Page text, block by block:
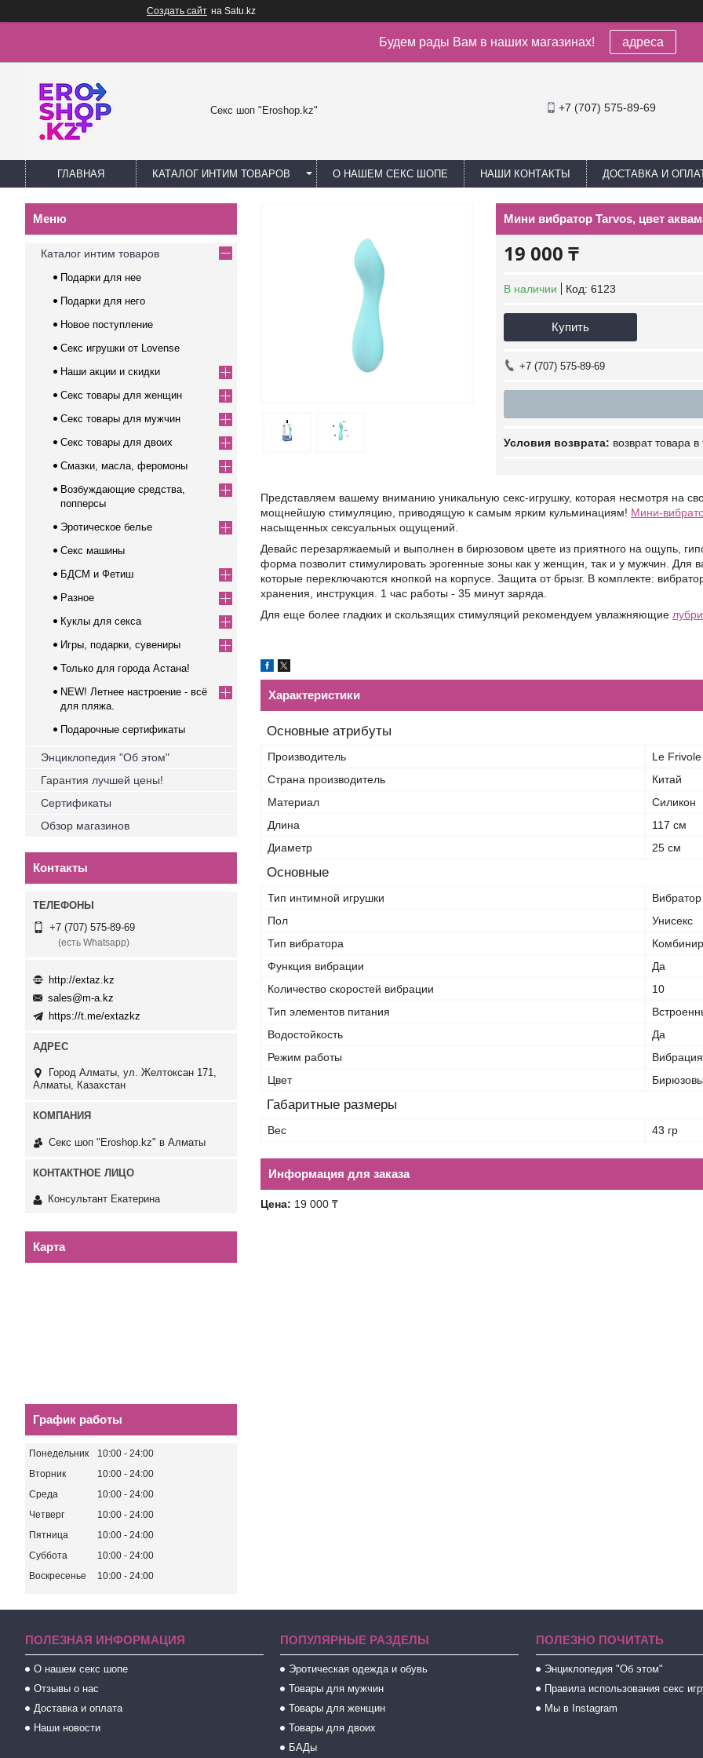
Создать сайт на Satu.kz
Будем рады Вам в наших магазинах! адреса
Секс шоп "Eroshop.kz" +7 (707) 575-89-69
ГЛАВНАЯ КАТАЛОГ ИНТИМ ТОВАРОВ О НАШЕМ СЕКС ШОПЕ НАШИ КОНТАКТЫ ДОСТАВКА И
Мини вибратор Tarvos, цвет
19 000 ₸
В наличии Код: 6123
Купить
+7 (707) 575-89-69
возврат товара
Представляем вашему вниманию уникальную секс-игрушку, которая несмотря на
мощнейшую стимуляцию, приводящую к самым ярким кульминациям! Мини-
насыщенных сексуальных ощущений.
Девайс перезаряжаемый и выполнен в бирюзовом цвете из приятного на ощупь,
форма позволит стимулировать эрогенные зоны как у женщин, так и у мужчин.
которые переключаются кнопкой на корпусе. Защита от брызг. В комплекте:
хранения, инструкция. 1 час работы - 35 минут заряда.
Для еще более гладких и скользящих стимуляций рекомендуем увлажняющие
Характеристики
Основные атрибуты
Производитель
Le Frivole
Страна производитель
Китай
Материал
Силикон
Длина
117 см
Диаметр
25 см
Основные
Тип интимной игрушки
Вибратор
Пол
Унисекс
Тип вибратора
Функция вибрации
Да
Количество скоростей вибрации
10
Тип элементов питания
Водостойкость
Да
Режим работы
Вибрация
Цвет
Габаритные размеры
Вес 43 гр
Информация для заказа
Цена: 19 000 ₸
Каталог интим товаров
Подарки для нее
Подарки для него
Новое поступление
Секс игрушки от Lovense
Наши акции и скидки
Секс товары для женщин
Секс товары для мужчин
Секс товары для двоих
Смазки, масла, феромоны
Возбуждающие средства,
попперсы
Эротическое белье
Секс машины
БДСМ и Фетиш
Разное
Куклы для секса
Игры, подарки, сувениры
Только для города Астана!
NEW! Летнее настроение - всё
для пляжа.
Подарочные сертификаты
Энциклопедия "Об этом"
Гарантия лучшей цены!
Сертификаты
Обзор магазинов
Контакты
+7 (707) 575-89-69
(есть Whatsapp)
http://extaz.kz
sales@m-a.kz
https://t.me/extazkz
Город Алматы, ул. Желтоксан 171,
Алматы, Казахстан
Секс шоп "Eroshop.kz" в Алматы
Консультант Екатерина
Карта
График работы
Понедельник 10:00
24:00
Вторник
10:00
24:00
Среда
10:00
24:00
Четверг
10:00
24:00
Пятница
10:00
24:00
Суббота
10:00
24:00
Воскресенье
10:00 24:00
ПОЛЕЗНАЯ ИНФОРМАЦИЯ
О нашем секс шопе
Отзывы о нас
Доставка и оплата
Наши новости
ПОПУЛЯРНЫЕ РАЗДЕЛЫ
Эротическая одежда и обувь
Товары для мужчин
Товары для женщин
Товары для двоих
БАДы
ПОЛЕЗНО ПОЧИТАТЬ
Энциклопедия "Об этом"
Правила использования секс
Мы в Instagram